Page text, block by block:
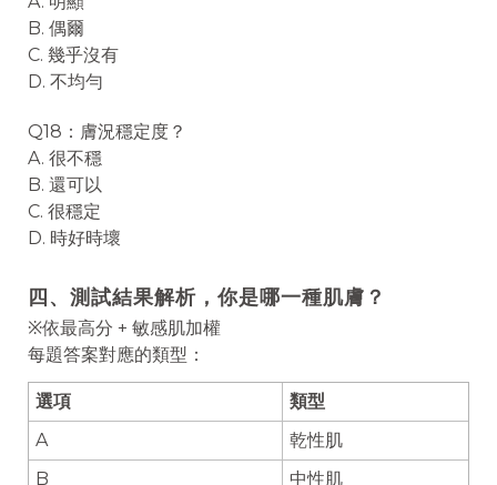
B. 偶爾
C. 幾乎沒有
D. 不均勻
Q18：膚況穩定度？
A. 很不穩
B. 還可以
C. 很穩定
D. 時好時壞
四、測試結果解析，你是哪一種肌膚？
※依最高分 + 敏感肌加權
每題答案對應的類型：
選項
類型
A
乾性肌
B
中性肌